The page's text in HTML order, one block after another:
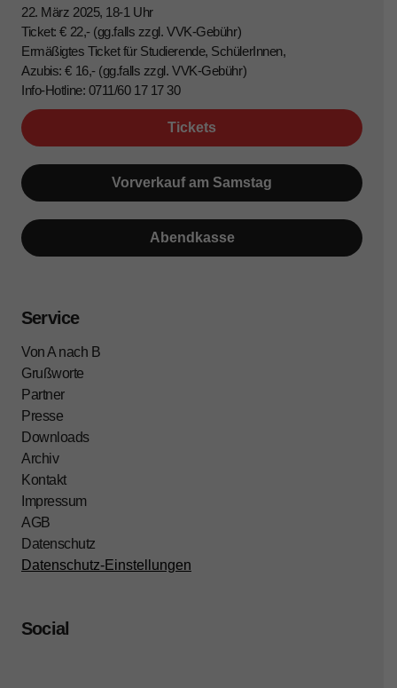
22. März 2025, 18-1 Uhr
Ticket: € 22,- (gg.falls zzgl. VVK-Gebühr)
Ermäßigtes Ticket für Studierende, SchülerInnen,
Azubis: € 16,- (gg.falls zzgl. VVK-Gebühr)
Info-Hotline: 0711/60 17 17 30
Tickets
Vorverkauf am Samstag
Abendkasse
Service
Von A nach B
Grußworte
Partner
Presse
Downloads
Archiv
Kontakt
Impressum
AGB
Datenschutz
Datenschutz-Einstellungen
Social